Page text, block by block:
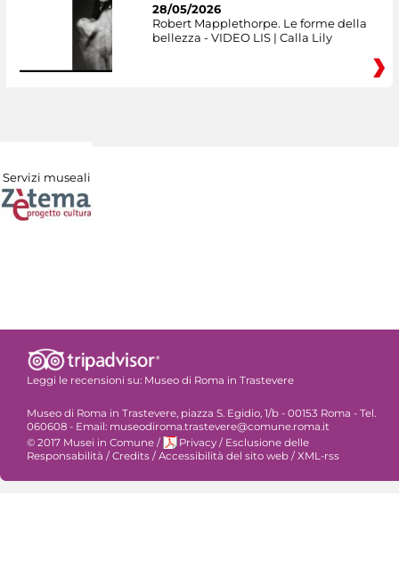
28/05/2026
Robert Mapplethorpe. Le forme della
bellezza - VIDEO LIS | Calla Lily
Servizi museali
Leggi le recensioni su: Museo di Roma in Trastevere
Museo di Roma in Trastevere, piazza S. Egidio, 1/b - 00153 Roma - Tel.
060608 - Email: museodiroma.trastevere@comune.roma.it
© 2017 Musei in Comune / Privacy / Esclusione delle
Responsabilità /Credits /Accessibilità del sito web /XML-rss